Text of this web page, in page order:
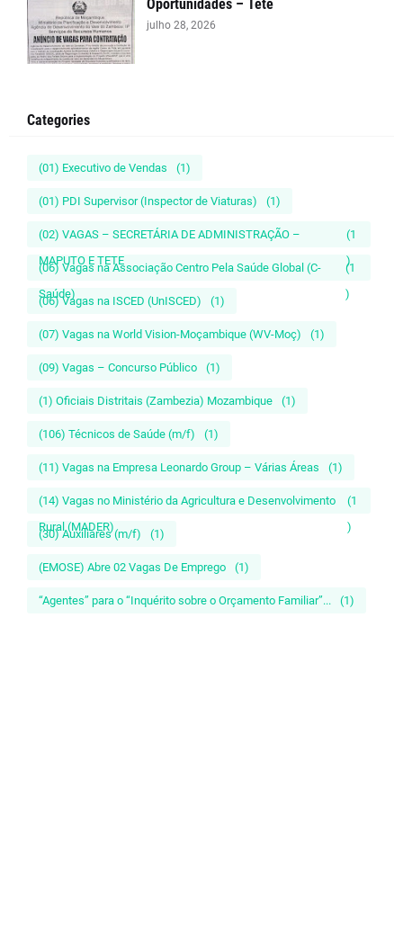
Oportunidades – Tete
julho 28, 2026
Categories
(01) Executivo de Vendas (1)
(01) PDI Supervisor (Inspector de Viaturas) (1)
(02) VAGAS – SECRETÁRIA DE ADMINISTRAÇÃO –
MAPUTO E TETE
(1
)
(06) Vagas na Associação Centro Pela Saúde Global (C-
Saúde)
(1
)
(06) Vagas na ISCED (UnISCED) (1)
(07) Vagas na World Vision-Moçambique (WV-Moç) (1)
(09) Vagas – Concurso Público (1)
(1) Oficiais Distritais (Zambezia) Mozambique (1)
(106) Técnicos de Saúde (m/f) (1)
(11) Vagas na Empresa Leonardo Group – Várias Áreas (1)
(14) Vagas no Ministério da Agricultura e Desenvolvimento
Rural (MADER)
(1
)
(30) Auxiliares (m/f) (1)
(EMOSE) Abre 02 Vagas De Emprego (1)
“Agentes” para o “Inquérito sobre o Orçamento Familiar”... (1)